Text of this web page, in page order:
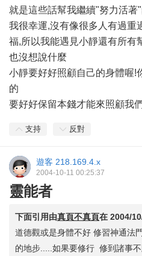
就是這些話幫我繼續"努力活著
我很幸運,沒有像很多人有過重
福,所以我能遇見小靜還有所有
也沒想說什麼
小靜要好好照顧自己的身體喔!
的
要好好保留本錢才能來照顧我
支持 反對
遊客 218.169.4.x
2004-10-11 00:25:37
靈能者
下面引用由真頁不真頁在 2004/
道德觀或是身體不好 修習神通法
的地步.....如果要修行 修到諸事